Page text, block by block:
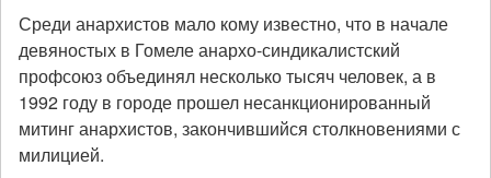
Среди анархистов мало кому известно, что в начале
девяностых в Гомеле анархо-синдикалистский
профсоюз объединял несколько тысяч человек, а в
1992 году в городе прошел несанкционированный
митинг анархистов, закончившийся столкновениями с
милицией.